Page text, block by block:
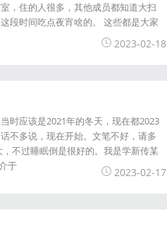
，住的人很多，其他成员都知道大扫
段时间吃点夜宵啥的。 这些都是大家
2023-02-18
时应该是2021年的冬天，现在都2023
不多说，现在开始。文笔不好，请多
不过睡眠倒是很好的。我是学新传某
于
2023-02-17